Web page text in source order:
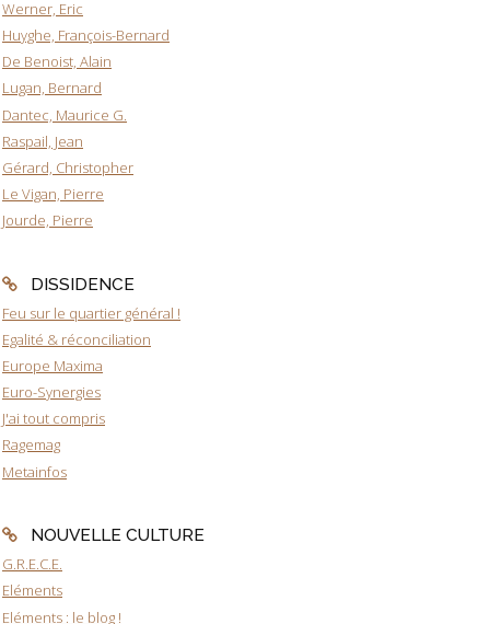
Werner, Eric
Huyghe, François-Bernard
De Benoist, Alain
Lugan, Bernard
Dantec, Maurice G.
Raspail, Jean
Gérard, Christopher
Le Vigan, Pierre
Jourde, Pierre
DISSIDENCE
Feu sur le quartier général !
Egalité & réconciliation
Europe Maxima
Euro-Synergies
J'ai tout compris
Ragemag
Metainfos
NOUVELLE CULTURE
G.R.E.C.E.
Eléments
Eléments : le blog !